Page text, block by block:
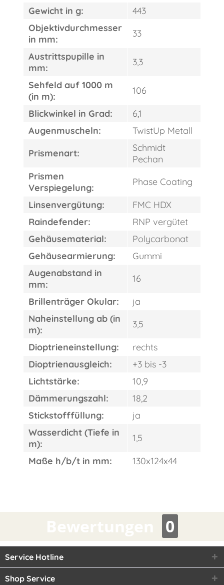
Gewicht in g:
443
Objektivdurchmesser
in mm:
33
Austrittspupille in
mm:
3,3
Sehfeld auf 1000 m
(in m):
106
Blickwinkel in Grad:
6,1
Augenmuscheln:
TwistUp Metall
Prismenart:
Schmidt
Pechan
Prismen
Verspiegelung:
Phase Coating
Linsenvergütung:
FMC HDX
Raindefender:
RNP vergütet
Gehäusematerial:
Polycarbonat
Gehäusearmierung:
Gummi
Augenabstand in
mm:
16
Brillenträger Okular:
ja
Naheinstellung ab (in
m):
3,5
Dioptrieneinstellung:
rechts
Dioptrienausgleich:
+3 bis -3
Lichtstärke:
10,9
Dämmerungszahl:
18,2
Stickstofffüllung:
ja
Wasserdicht (Tiefe in
m):
1,5
Maße h/b/t in mm:
130x124x44
0
Service Hotline
Shop Service